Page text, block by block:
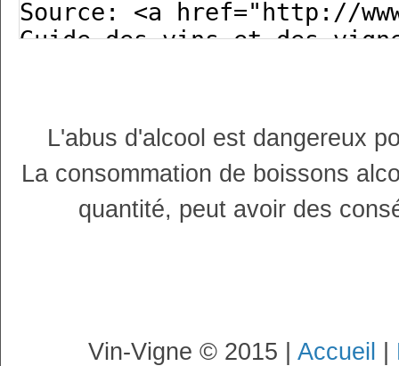
L'abus d'alcool est dangereux
La consommation de boissons
quantité, peut avoir des
Vin-Vigne © 2015 | Accueil